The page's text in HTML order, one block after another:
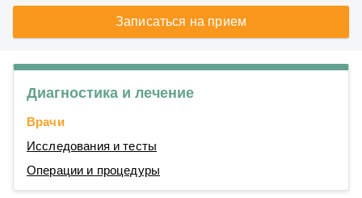
Записаться на прием
Диагностика и лечение
Врачи
Исследования и тесты
Операции и процедуры